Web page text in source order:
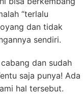
“terlalu
dan tidak
sendiri.
dan sudah
saja punya! Ada
hal tersebut.